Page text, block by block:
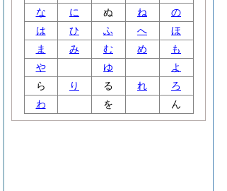
な
に ぬ ね
の
は
ひ ふ へ
ほ
ま
み む め
も
や
ゆ
よ
ら
り る れ
ろ
わ
を ん